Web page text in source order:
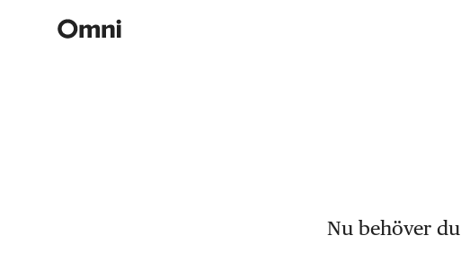
Nu behöver